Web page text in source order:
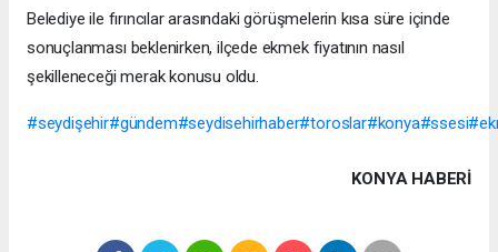
Belediye ile fırıncılar arasındaki görüşmelerin kısa süre içinde
sonuçlanması beklenirken, ilçede ekmek fiyatının nasıl
şekilleneceği merak konusu oldu.
KONYA HABERİ